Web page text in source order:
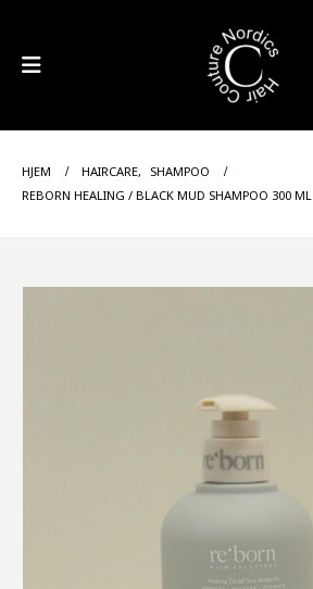
HJEM HAIRCARE,
SHAMPOO
REBORN HEALING / BLACK MUD SHAMPOO 300 ML